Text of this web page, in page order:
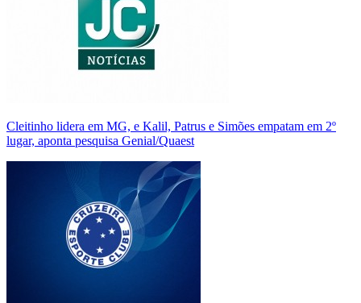
Cleitinho lidera em MG, e Kalil, Patrus e Simões empatam em 2º
lugar, aponta pesquisa Genial/Quaest